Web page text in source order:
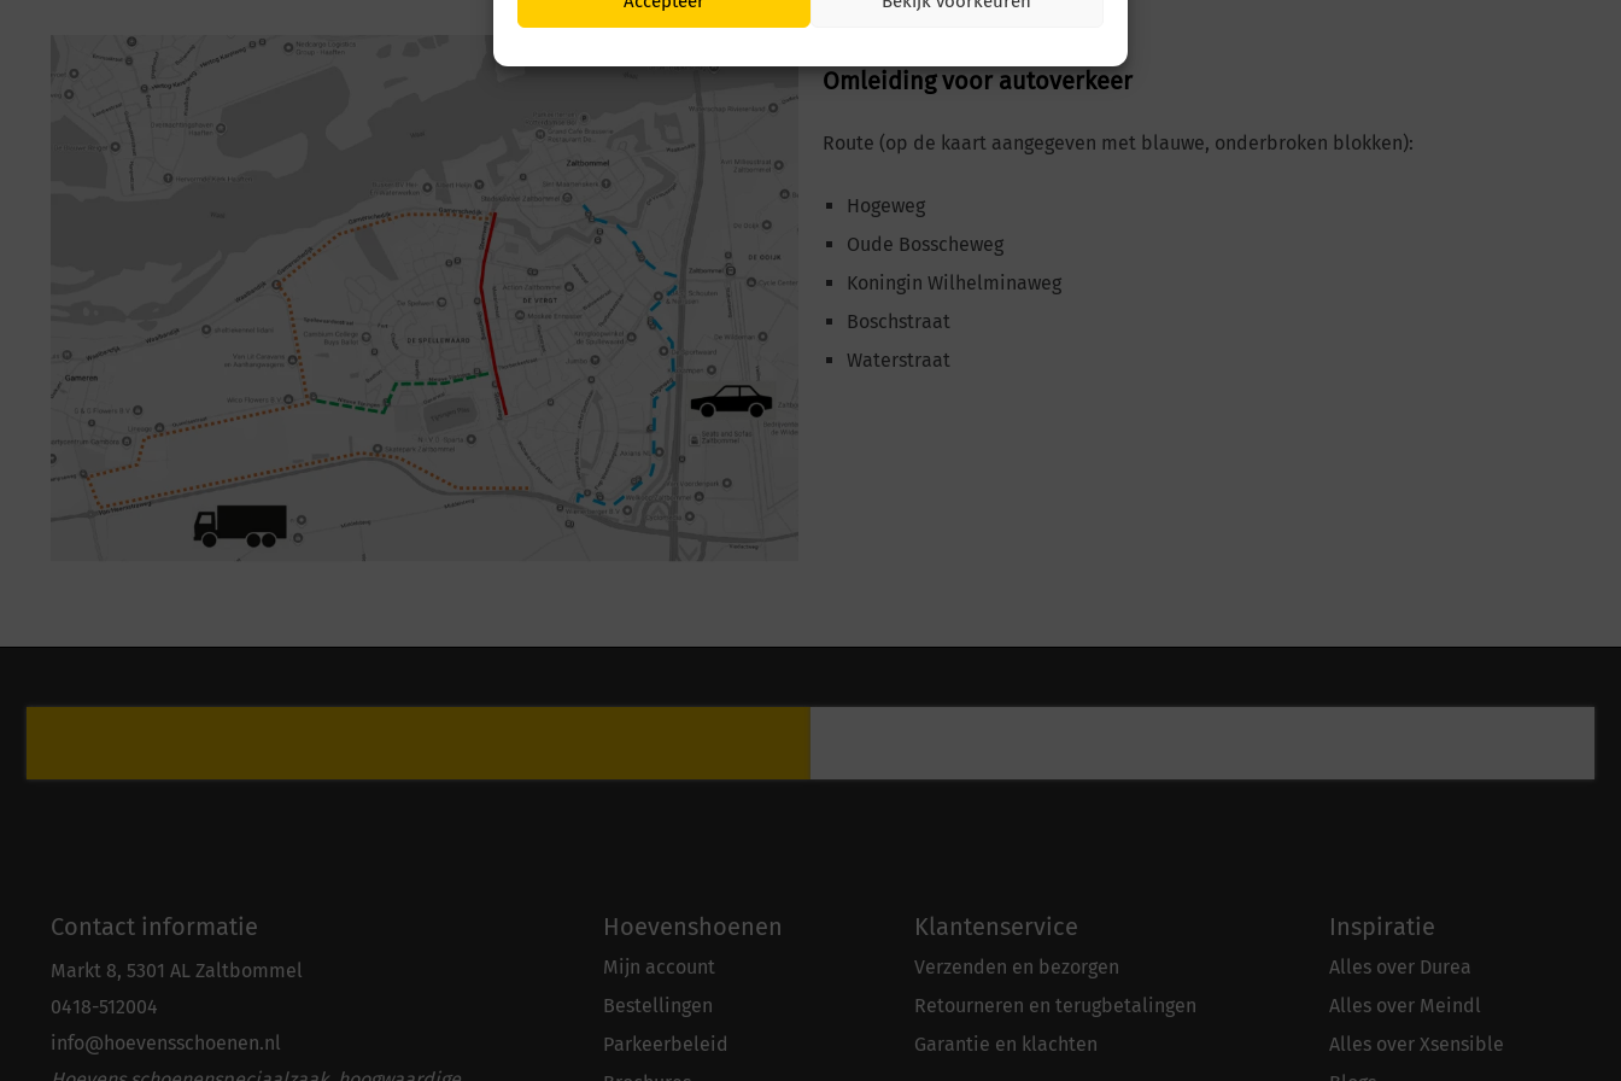
Omleiding voor autoverkeer
Route (op de kaart aangegeven met blauwe, onderbroken blokken):
Hogeweg
Oude Bosscheweg
Koningin Wilhelminaweg
Boschstraat
Waterstraat
Contact informatie
Markt 8, 5301 AL Zaltbommel
0418-512004
info@hoevensschoenen.nl
Hoevenshoenen
Mijn account
Bestellingen
Parkeerbeleid
Klantenservice
Verzenden en bezorgen
Retourneren en terugbetalingen
Garantie en klachten
Inspiratie
Alles over Durea
Alles over Meindl
Alles over Xsensible